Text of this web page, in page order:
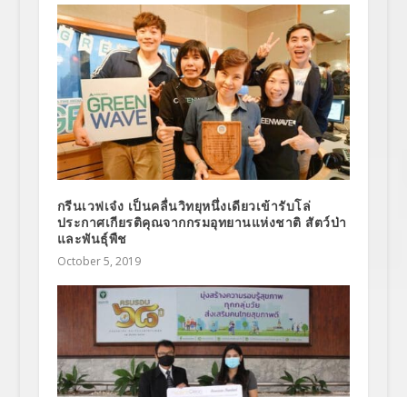
กรีนเวฟเจ๋ง เป็นคลื่นวิทยุหนึ่งเดียวเข้ารับโล่
ประกาศเกียรติคุณจากกรมอุทยานแห่งชาติ สัตว์ป่า
และพันธุ์พืช
October 5, 2019